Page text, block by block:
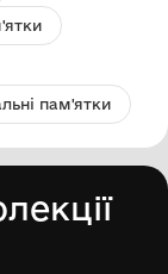
пам'ятки